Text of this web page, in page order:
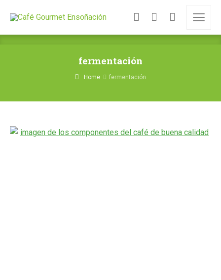
fermentación
Home fermentación